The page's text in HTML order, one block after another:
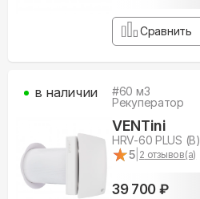
Сравнить
#60 м3
Рекуператор
VENTini
HRV-60 PLUS (B)
★
★5 2 отзывов(а)
39 700 ₽
в наличии